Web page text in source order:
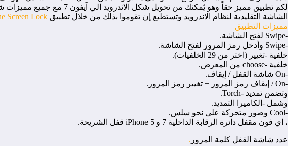
لكم تطبيق مميز حقاً وهو
الشاشة التقليدية لنظام الاندرويد وتستطيع إن تقوموا بذلك من خلال تطبيق Screen Lock .
مميزات التطبيق
-Swipe لفتح الشاشة.
-Swipe وأدخل رمز المرور لفتح الشاشة.
خلفية -تغيير (اختر من 29 الخلفيات).
خلفية -choose من المعرض.
-On شاشة القفل / إيقاف.
-On / إيقاف رمز المرور + تغيير رمز المرور.
وتضمن تمديد -Torch.
وشمل -الكاميرا التمديد.
-Cool وصور متحركة على نحو سلس.
، اي فون مقفل دائرة الرقابة الداخلية 7 و iPhone 5 قفل الشريحة.
عدد شاشة القفل كلمة المرور .